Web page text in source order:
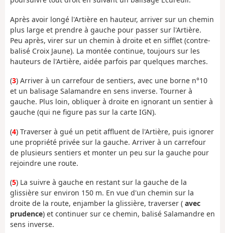
Après avoir longé l'Artière en hauteur, arriver sur un chemin
plus large et prendre à gauche pour passer sur l'Artière.
Peu après, virer sur un chemin à droite et en sifflet (contre-
balisé Croix Jaune). La montée continue, toujours sur les
hauteurs de l'Artière, aidée parfois par quelques marches.
(3) Arriver à un carrefour de sentiers, avec une borne n°10
et un balisage Salamandre en sens inverse. Tourner à
gauche. Plus loin, obliquer à droite en ignorant un sentier à
gauche (qui ne figure pas sur la carte IGN).
(4) Traverser à gué un petit affluent de l'Artière, puis ignorer
une propriété privée sur la gauche. Arriver à un carrefour
de plusieurs sentiers et monter un peu sur la gauche pour
rejoindre une route.
(5) La suivre à gauche en restant sur la gauche de la
glissière sur environ 150 m. En vue d'un chemin sur la
droite de la route, enjamber la glissière, traverser ( avec
prudence) et continuer sur ce chemin, balisé Salamandre en
sens inverse.